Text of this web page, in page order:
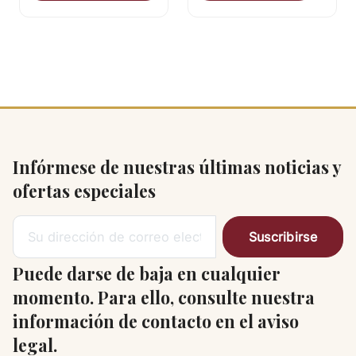
Infórmese de nuestras últimas noticias y
ofertas especiales
Puede darse de baja en cualquier
momento. Para ello, consulte nuestra
información de contacto en el aviso
legal.